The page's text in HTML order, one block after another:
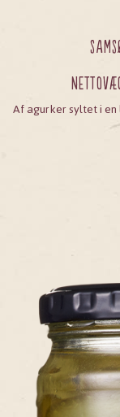
Af agurker syltet i